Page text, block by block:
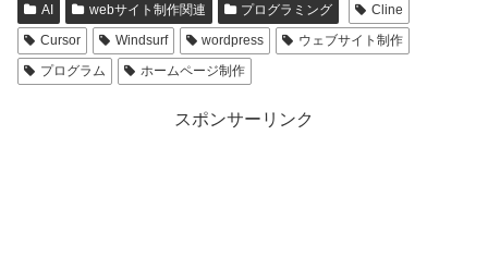
AI webサイト制作関連 プログラミング
Cline
Cursor
Windsurf wordpress
ウェブサイト制作
プログラム
ホームページ制作
スポンサーリンク